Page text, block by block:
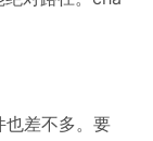
也差不多。要